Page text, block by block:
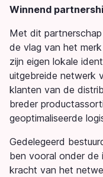
Winnend
Met dit
de vlag van het
zijn eigen lokale
uitgebreide netwerk
klanten van de
breder
geoptimaliseerde
Gedelegeerd
ben vooral onder de
kracht van het